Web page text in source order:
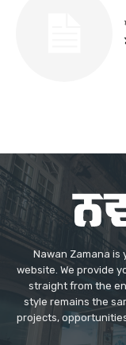
Nawan Zamana is
website. We provide
straight from the
style remains the
projects,